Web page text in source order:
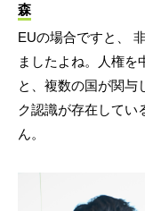
森
EUの場合ですと、
ましたよね。人権を
と、複数の国が関与
ク認識が存在してい
ん。